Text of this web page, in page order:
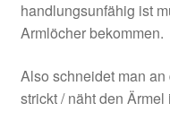
handlungsunfähig ist
Armlöcher bekommen.
Also schneidet man
strickt / näht den